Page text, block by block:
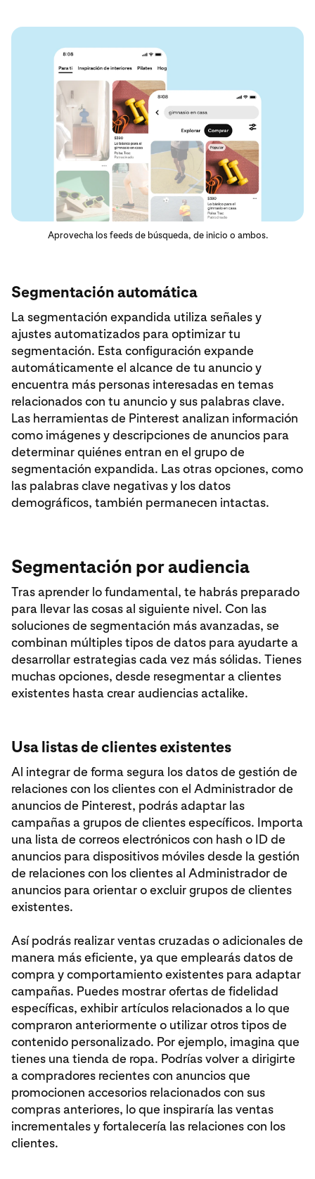
Aprovecha los feeds de búsqueda, de inicio o ambos.
Segmentación automática
La segmentación expandida utiliza señales y
ajustes automatizados para optimizar tu
segmentación. Esta configuración expande
automáticamente el alcance de tu anuncio y
encuentra más personas interesadas en temas
relacionados con tu anuncio y sus palabras clave.
Las herramientas de Pinterest analizan información
como imágenes y descripciones de anuncios para
determinar quiénes entran en el grupo de
segmentación expandida. Las otras opciones, como
las palabras clave negativas y los datos
demográficos, también permanecen intactas.
Segmentación por audiencia
Tras aprender lo fundamental, te habrás preparado
para llevar las cosas al siguiente nivel. Con las
soluciones de segmentación más avanzadas, se
combinan múltiples tipos de datos para ayudarte a
desarrollar estrategias cada vez más sólidas. Tienes
muchas opciones, desde resegmentar a clientes
existentes hasta crear audiencias actalike.
Usa listas de clientes existentes
Al integrar de forma segura los datos de gestión de
relaciones con los clientes con el Administrador de
anuncios de Pinterest, podrás adaptar las
campañas a grupos de clientes específicos. Importa
una lista de correos electrónicos con hash o ID de
anuncios para dispositivos móviles desde la gestión
de relaciones con los clientes al Administrador de
anuncios para orientar o excluir grupos de clientes
existentes.
Así podrás realizar ventas cruzadas o adicionales de
manera más eficiente, ya que emplearás datos de
compra y comportamiento existentes para adaptar
campañas. Puedes mostrar ofertas de fidelidad
específicas, exhibir artículos relacionados a lo que
compraron anteriormente o utilizar otros tipos de
contenido personalizado. Por ejemplo, imagina que
tienes una tienda de ropa. Podrías volver a dirigirte
a compradores recientes con anuncios que
promocionen accesorios relacionados con sus
compras anteriores, lo que inspiraría las ventas
incrementales y fortalecería las relaciones con los
clientes.